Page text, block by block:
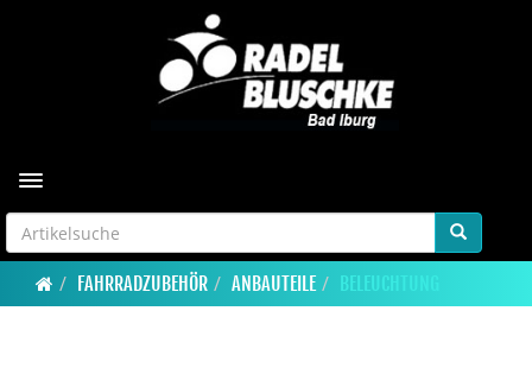
Toggle navigation
FAHRRADZUBEHÖR ANBAUTEILE BELEUCHTUNG